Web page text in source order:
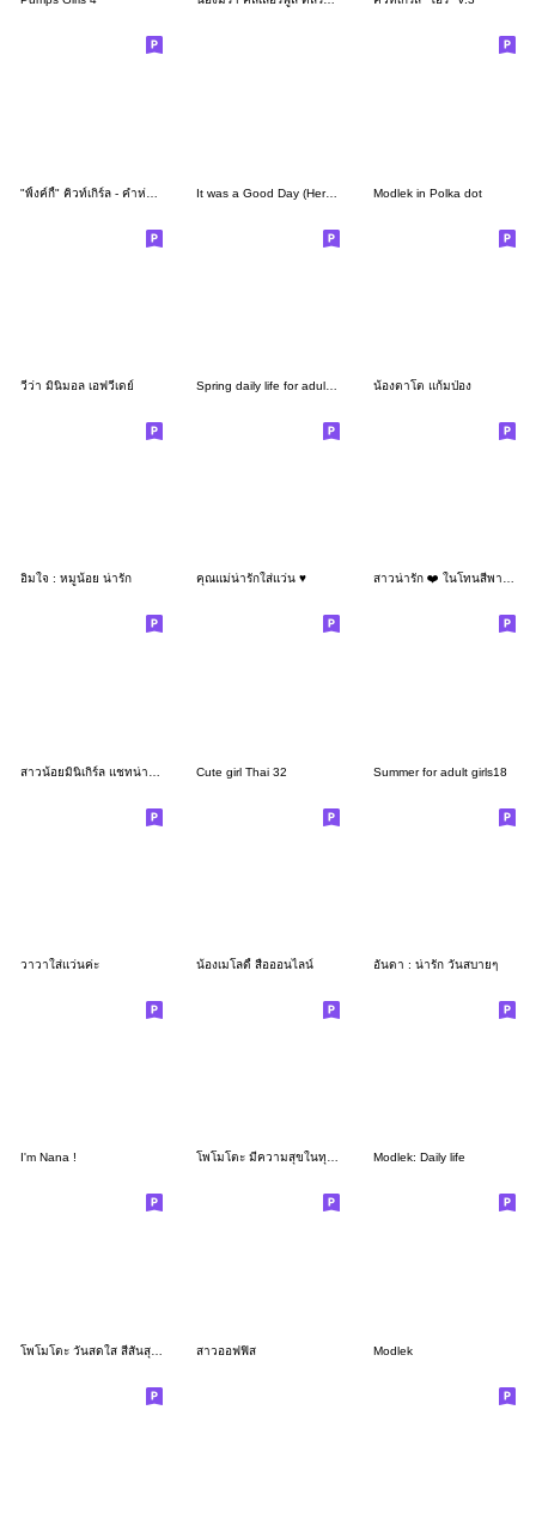
It was a Good Day (Her Version) Modlek in Polka dot
วีว่า มินิมอล เอฟวี่เดย์ น้องตาโต แก้มป่อง
อิ่มใจ : หมูน้อย น่ารัก คุณแม่น่ารักใส่แว่น ♥️ สาวน่ารัก ❤️ ในโทนสีพาสเทล 2
Cute girl Thai 32 Summer for adult girls18
วาวาใส่แว่นค่ะ น้องเมโลดี้ สื่อออนไลน์ อันดา : น่ารัก วันสบายๆ
I'm Nana ! โพโมโตะ มีความสุขในทุกๆวัน Modlek: Daily life
สาวออฟฟิส Modlek